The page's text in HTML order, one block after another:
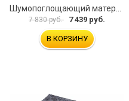
7 830 руб. 7 439 руб.
В КОРЗИНУ